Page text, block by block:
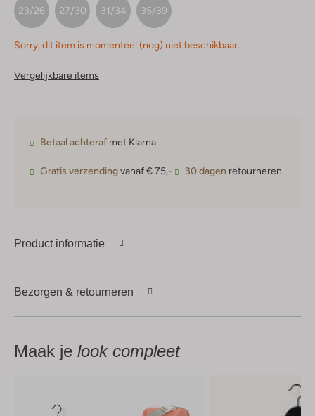
23/26 27/30 31/34 35/39
Sorry, dit item is momenteel (nog) niet beschikbaar.
Vergelijkbare items
Betaal achteraf met Klarna
Gratis verzendingvanaf € 75,- 30 dagen retourneren
Product informatie
Bezorgen & retourneren
Maak je look compleet